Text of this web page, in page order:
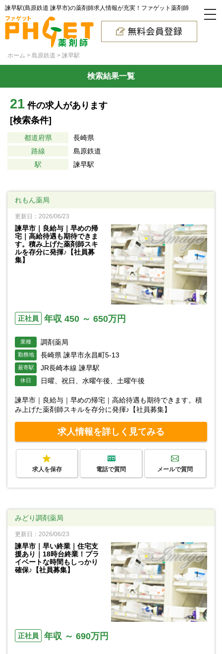
諫早駅(島原鉄道 諫早市)の薬剤師求人情報が充実！ファゲット薬剤師
ホーム 島原鉄道 諫早駅
検索結果一覧
21 件の求人があります
[検索条件]
都道府県
長崎県
路線
島原鉄道
駅
諫早駅
れもん薬局
更新日：2026/06/23
諫早市｜良給与｜早めの帰
宅｜高給待遇も期待できま
す。積み上げた薬剤師スキ
ルを存分に発揮♪【社員募
集】
正社員 年収 450 ～ 650万円
業種 調剤薬局
勤務地 長崎県 諫早市永昌町5-13
最寄駅 JR長崎本線 諫早駅
休日 日曜、祝日、水曜午後、土曜午後
諫早市｜良給与｜早めの帰宅｜高給待遇も期待できます。積
み上げた薬剤師スキルを存分に発揮♪【社員募集】
求人情報を詳しく見てみる
求人を保存 電話で質問 メールで質問
みどり調剤薬局
更新日：2026/06/23
諫早市｜早い終業｜住宅支
援あり｜18時台終業！プラ
イベートな時間もしっかり
確保♪【社員募集】
正社員 年収 ～ 690万円